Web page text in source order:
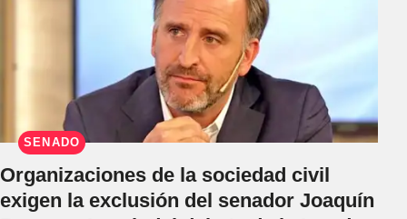
SENADO
Organizaciones de la sociedad civil
exigen la exclusión del senador Joaquín